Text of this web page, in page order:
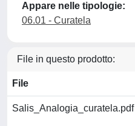
Appare nelle tipologie:
06.01 - Curatela
File in questo prodotto:
File
Salis_Analogia_curatela.pdf